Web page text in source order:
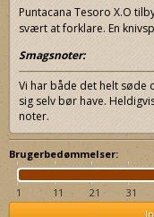
Puntacana Tesoro X.O
svært at forklare. En
Smagsnoter:
Vi har både det helt søde
sig selv bør have.
noter.
Brugerbedømmelser:
1 11 21 31